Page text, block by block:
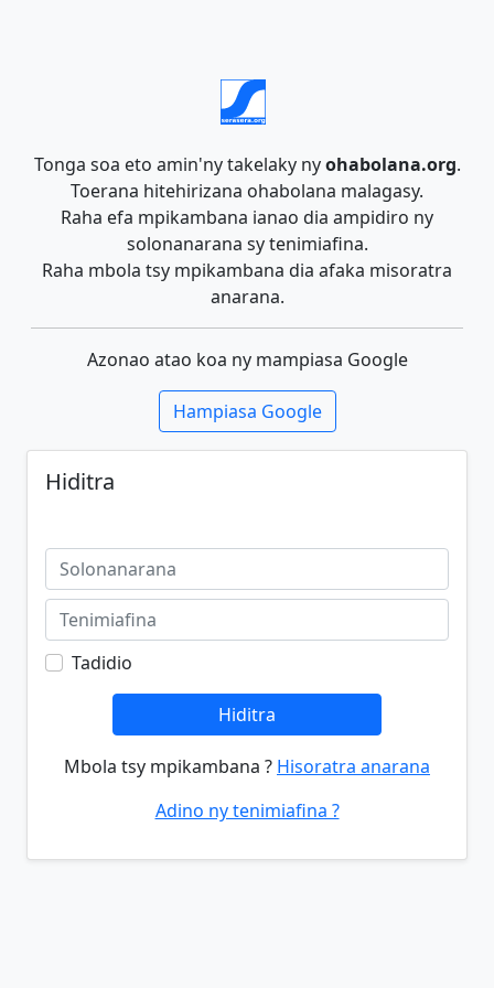
Tonga soa eto amin'ny takelaky nyohabolana.org.
Toerana hitehirizana ohabolana malagasy.
Raha efa mpikambana ianao dia ampidiro ny
solonanarana sy tenimiafina.
Raha mbola tsy mpikambana dia afaka misoratra
anarana.
Azonao atao koa ny mampiasa Google
Hampiasa Google
Hiditra
Tadidio
Hiditra
Mbola tsy mpikambana ? Hisoratra anarana
Adino ny tenimiafina ?